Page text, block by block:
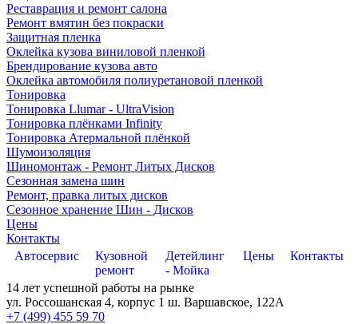
Реставрация и ремонт салона
Ремонт вмятин без покраски
Защитная пленка
Оклейка кузова виниловой пленкой
Брендирование кузова авто
Оклейка автомобиля полиуретановой пленкой
Тонировка
Тонировка Llumar - UltraVision
Тонировка плёнками Infinity
Тонировка Атермальной плёнкой
Шумоизоляция
Шиномонтаж - Ремонт Литых Дисков
Сезонная замена шин
Ремонт, правка литых дисков
Сезонное хранение Шин - Дисков
Цены
Контакты
Автосервис
Кузовной
ремонт
Детейлинг
- Мойка
Цены Контакты
14 лет успешной работы на рынке
ул. Россошанская 4, корпус 1 ш. Варшавское, 122А
+7 (499) 455 59 70